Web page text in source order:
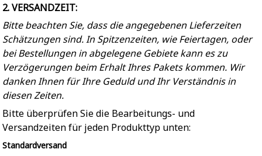
2. VERSANDZEIT:
Bitte beachten Sie, dass die angegebenen Lieferzeiten
Schätzungen sind. In Spitzenzeiten, wie Feiertagen, oder
bei Bestellungen in abgelegene Gebiete kann es zu
Verzögerungen beim Erhalt Ihres Pakets kommen. Wir
danken Ihnen für Ihre Geduld und Ihr Verständnis in
diesen Zeiten.
Bitte überprüfen Sie die Bearbeitungs- und
Versandzeiten für jeden Produkttyp unten:
Standardversand